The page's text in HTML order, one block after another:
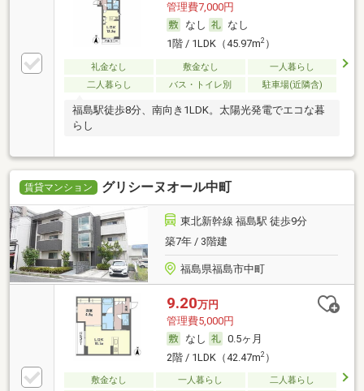
管理費7,000円
なし
なし
1階 / 1LDK（45.97m2）
礼金なし 敷金なし
一人暮らし
二人暮らし
バス・トイレ別 駐車場(近隣含)
福島駅徒歩8分、南向き1LDK。太陽光発電でエコな暮
らし
賃貸マンション グリシーヌオール中町
東北新幹線 福島駅 徒歩9分
築7年 / 3階建
福島県福島市中町
9.20万円
管理費5,000円
なし
0.5ヶ月
2階 / 1LDK（42.47m2）
敷金なし 一人暮らし
二人暮らし